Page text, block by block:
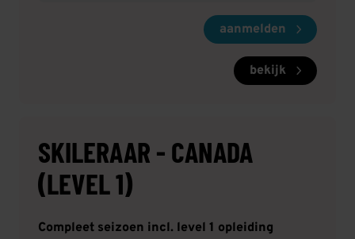
aanmelden
bekijk
SKILERAAR - CANADA
(LEVEL 1)
Compleet seizoen incl. level 1 opleiding